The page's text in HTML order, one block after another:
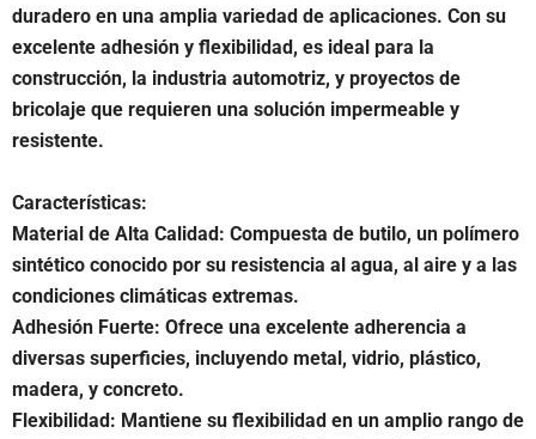
duradero en una amplia variedad de aplicaciones. Con su
excelente adhesión y flexibilidad, es ideal para la
construcción, la industria automotriz, y proyectos de
bricolaje que requieren una solución impermeable y
resistente.
Características:
Material de Alta Calidad: Compuesta de butilo, un polímero
sintético conocido por su resistencia al agua, al aire y a las
condiciones climáticas extremas.
Adhesión Fuerte: Ofrece una excelente adherencia a
diversas superficies, incluyendo metal, vidrio, plástico,
madera, y concreto.
Flexibilidad: Mantiene su flexibilidad en un amplio rango de